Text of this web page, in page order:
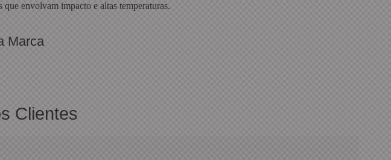
envolvam impacto e altas temperaturas.
Marca
Clientes